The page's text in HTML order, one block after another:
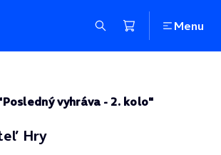
Menu
vyhráva - 2. kolo"
Hry